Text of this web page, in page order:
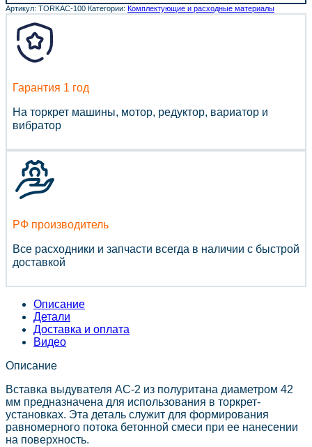
Артикул: TORKAC-100 Категории: Комплектующие и расходные материалы
Гарантия 1 год
На торкрет машины, мотор, редуктор, вариатор и
вибратор
РФ производитель
Все расходники и запчасти всегда в наличии с быстрой
доставкой
Описание
Детали
Доставка и оплата
Видео
Описание
Вставка выдувателя АС-2 из полуритана диаметром 42
мм предназначена для использования в торкрет-
установках. Эта деталь служит для формирования
равномерного потока бетонной смеси при ее нанесении
на поверхность.